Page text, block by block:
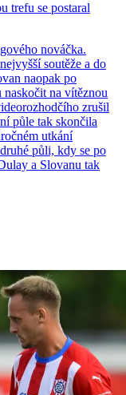
trefu se postaral
nováčka.
soutěže a do
naopak po
na vítěznou
zrušil
půle tak skončila
utkání
půli, kdy se po
a Slovanu tak